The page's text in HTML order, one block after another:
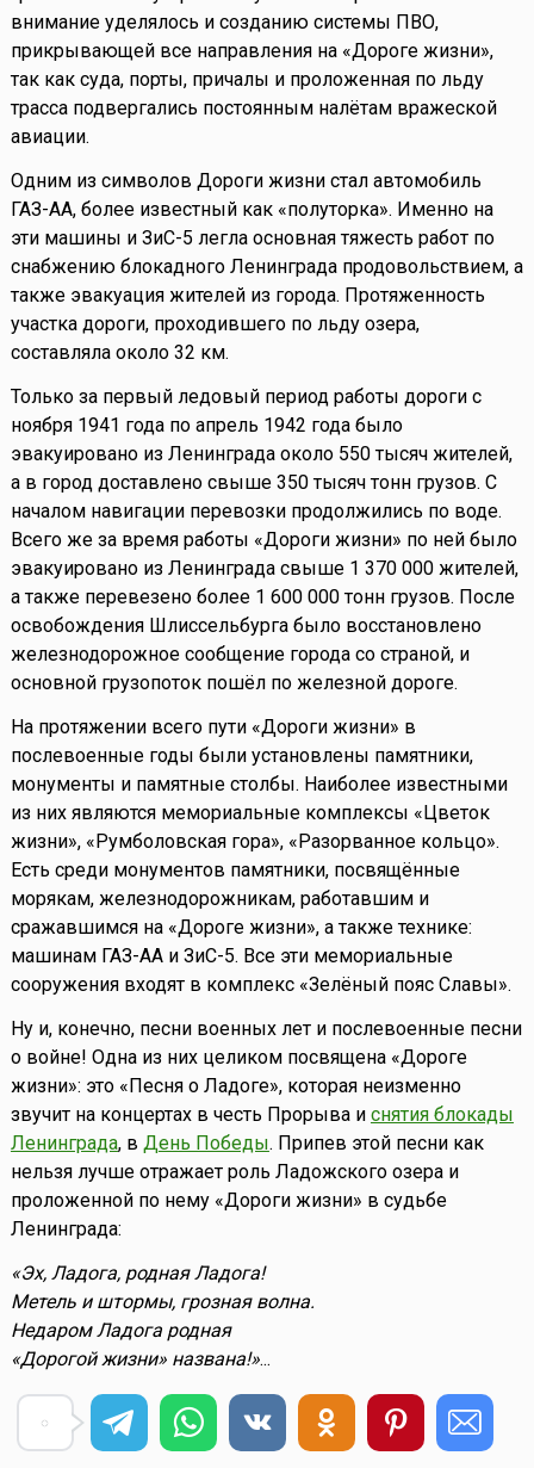
внимание уделялось и созданию системы ПВО,
прикрывающей все направления на «Дороге жизни»,
так как суда, порты, причалы и проложенная по льду
трасса подвергались постоянным налётам вражеской
авиации.
Одним из символов Дороги жизни стал автомобиль
ГАЗ-АА, более известный как «полуторка». Именно на
эти машины и ЗиС-5 легла основная тяжесть работ по
снабжению блокадного Ленинграда продовольствием, а
также эвакуация жителей из города. Протяженность
участка дороги, проходившего по льду озера,
составляла около 32 км.
Только за первый ледовый период работы дороги с
ноября 1941 года по апрель 1942 года было
эвакуировано из Ленинграда около 550 тысяч жителей,
а в город доставлено свыше 350 тысяч тонн грузов. С
началом навигации перевозки продолжились по воде.
Всего же за время работы «Дороги жизни» по ней было
эвакуировано из Ленинграда свыше 1 370 000 жителей,
а также перевезено более 1 600 000 тонн грузов. После
освобождения Шлиссельбурга было восстановлено
железнодорожное сообщение города со страной, и
основной грузопоток пошёл по железной дороге.
На протяжении всего пути «Дороги жизни» в
послевоенные годы были установлены памятники,
монументы и памятные столбы. Наиболее известными
из них являются мемориальные комплексы «Цветок
жизни», «Румболовская гора», «Разорванное кольцо».
Есть среди монументов памятники, посвящённые
морякам, железнодорожникам, работавшим и
сражавшимся на «Дороге жизни», а также технике:
машинам ГАЗ-АА и ЗиС-5. Все эти мемориальные
сооружения входят в комплекс «Зелёный пояс Славы».
Ну и, конечно, песни военных лет и послевоенные песни
о войне! Одна из них целиком посвящена «Дороге
жизни»: это «Песня о Ладоге», которая неизменно
звучит на концертах в честь Прорыва и снятия блокады
Ленинграда, в День Победы. Припев этой песни как
нельзя лучше отражает роль Ладожского озера и
проложенной по нему «Дороги жизни» в судьбе
Ленинграда:
«Эх, Ладога, родная Ладога!
Метель и штормы, грозная волна.
Недаром Ладога родная
«Дорогой жизни» названа!»...